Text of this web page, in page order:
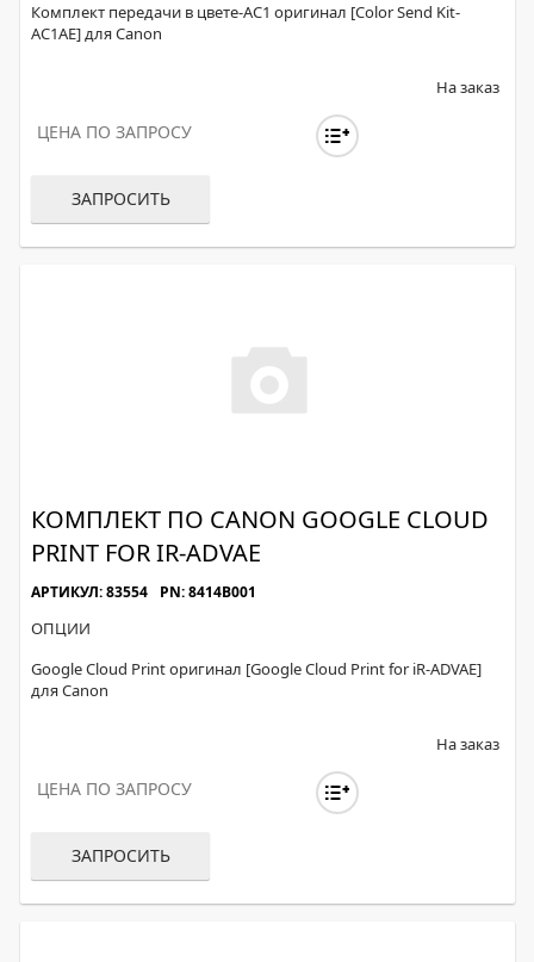
Комплект передачи в цвете-AC1 оригинал [Color Send Kit-
AC1AE] для Canon
На заказ
ЦЕНА ПО ЗАПРОСУ
ЗАПРОСИТЬ
КОМПЛЕКТ ПО CANON GOOGLE CLOUD
PRINT FOR IR-ADVAE
АРТИКУЛ: 83554 PN: 8414B001
ОПЦИИ
Google Cloud Print оригинал [Google Cloud Print for iR-ADVAE]
для Canon
На заказ
ЦЕНА ПО ЗАПРОСУ
ЗАПРОСИТЬ